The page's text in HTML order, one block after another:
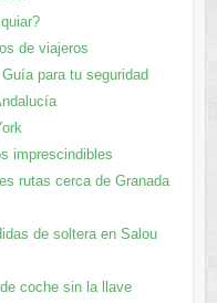
de viajeros
para tu seguridad
imprescindibles
rutas cerca de Granada
de soltera en Salou
coche sin la llave